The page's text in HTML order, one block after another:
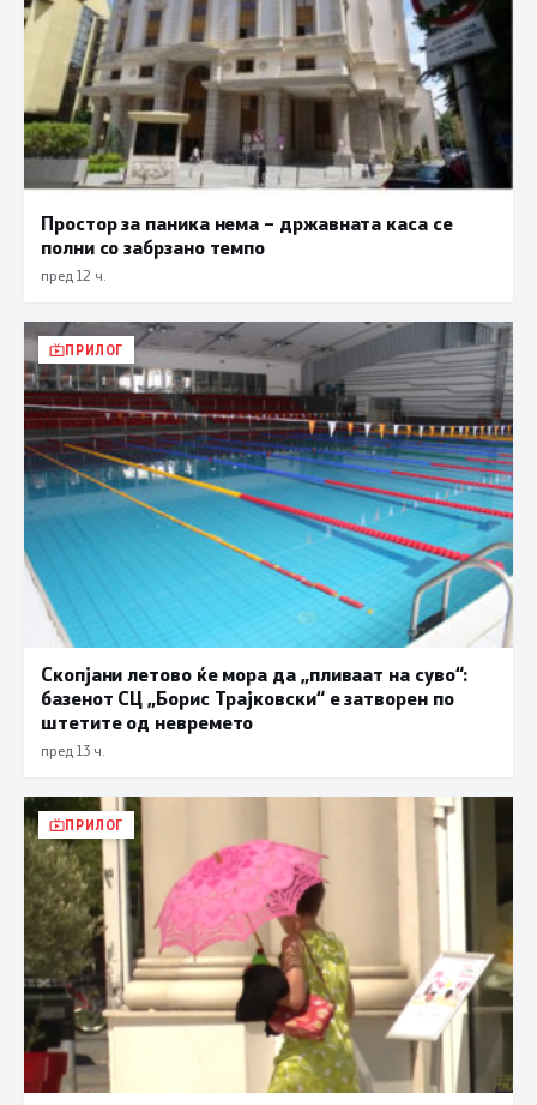
Простор за паника нема – државната каса се
полни со забрзано темпо
пред 12 ч.
ПРИЛОГ
Скопјани летово ќе мора да „пливаат на суво“:
базенот СЦ „Борис Трајковски“ е затворен по
штетите од невремето
пред 13 ч.
ПРИЛОГ